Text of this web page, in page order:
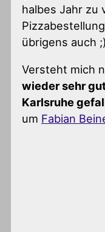
halbes Jahr zu
übrigens auch ;)
Versteht mich
wieder sehr
Karlsruhe
um Fabian